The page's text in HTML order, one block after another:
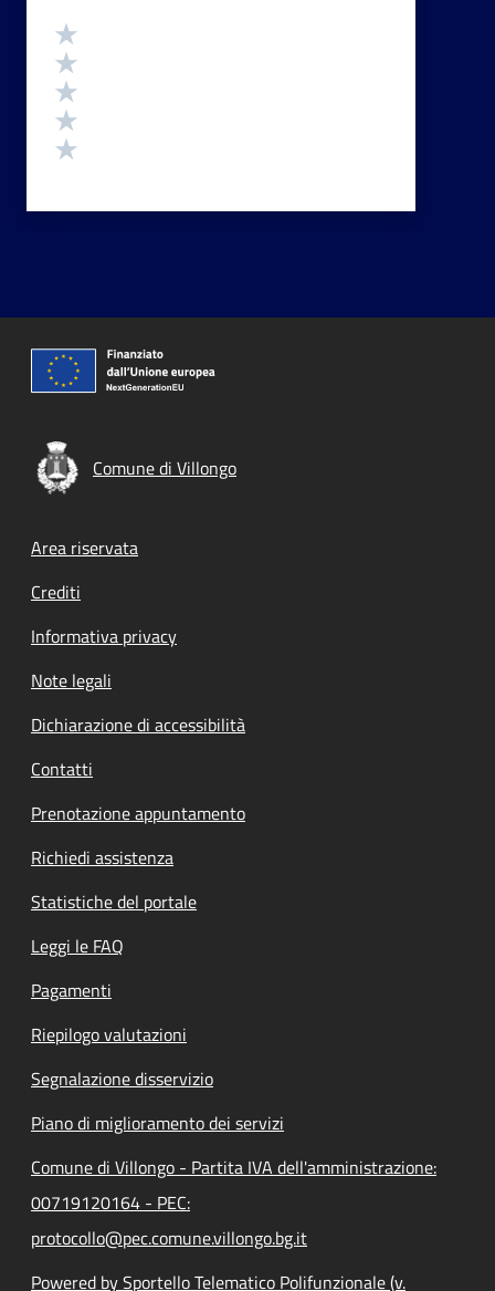
Valutazione
Comune di Villongo
Footer menu
Area riservata
Crediti
Informativa privacy
Note legali
Dichiarazione di accessibilità
Contatti
Prenotazione appuntamento
Richiedi assistenza
Statistiche del portale
Leggi le FAQ
Pagamenti
Riepilogo valutazioni
Segnalazione disservizio
Piano di miglioramento dei servizi
Comune di Villongo - Partita IVA dell'amministrazione:
00719120164 - PEC:
protocollo@pec.comune.villongo.bg.it
Powered by Sportello Telematico Polifunzionale (v.